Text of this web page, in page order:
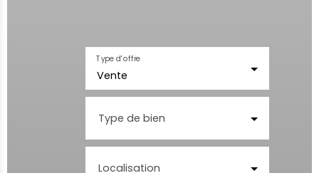
Vente
Type d'offre
Type de bien
Localisation